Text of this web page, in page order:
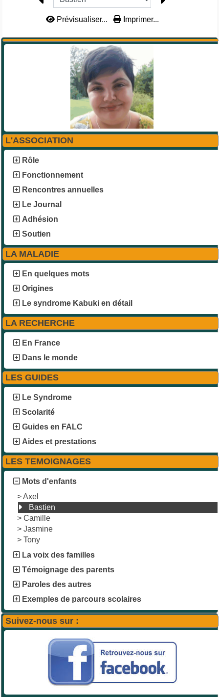
L'ASSOCIATION
Rôle
Fonctionnement
Rencontres annuelles
Le Journal
Adhésion
Soutien
LA MALADIE
En quelques mots
Origines
Le syndrome Kabuki en détail
LA RECHERCHE
En France
Dans le monde
LES GUIDES
Le Syndrome
Scolarité
Guides en FALC
Aides et prestations
LES TEMOIGNAGES
Mots d'enfants
>Axel
Bastien
> Camille
> Jasmine
> Tony
La voix des familles
Témoignage des parents
Paroles des autres
Exemples de parcours scolaires
Prévisualiser... Imprimer...
Suivez-nous sur :